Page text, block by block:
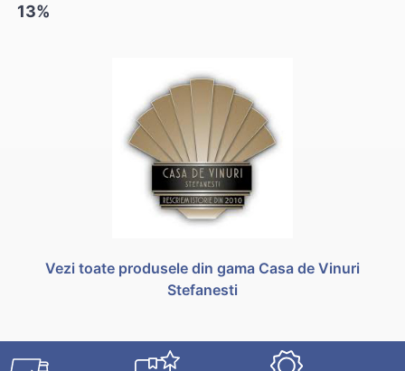
13%
Vezi toate produsele din gama Casa de Vinuri
Stefanesti